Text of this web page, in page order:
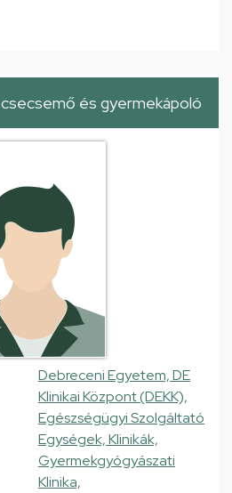
csecsemő és gyermekápoló
Debreceni Egyetem, DE
Klinikai Központ (DEKK),
Egészségügyi Szolgáltató
Egységek, Klinikák,
Gyermekgyógyászati
Klinika,